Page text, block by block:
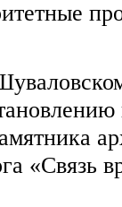
«Связь